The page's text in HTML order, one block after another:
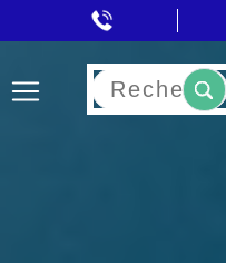
Rechercher